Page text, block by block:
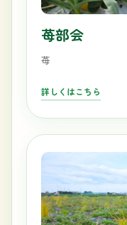
苺部会
苺
詳しくはこちら